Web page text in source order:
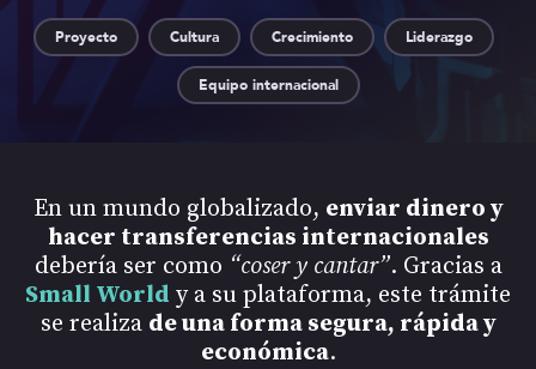
Proyecto Cultura Crecimiento Liderazgo
Equipo internacional
En un mundo globalizado, enviar dinero y
hacer transferencias internacionales
debería ser como “coser y cantar”. Gracias a
Small World y a su plataforma, este trámite
se realiza de una forma segura, rápida y
económica.